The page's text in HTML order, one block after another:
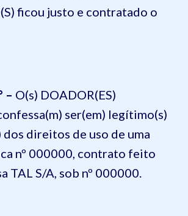
ficou justo e contratado o
– O(s) DOADOR(ES)
ser(em) legítimo(s)
direitos de uso de uma
nº 000000, contrato feito
TAL S/A, sob nº 000000.